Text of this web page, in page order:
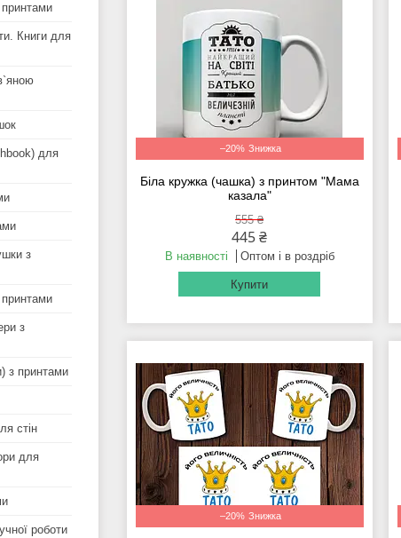
–20%
Біла кружка (чашка) з принтом "Мама
казала"
555 ₴
445 ₴
В наявності Оптом і в роздріб
Купити
–20%
принтами
Книги для
для
з
з
з принтами
стін
для
роботи